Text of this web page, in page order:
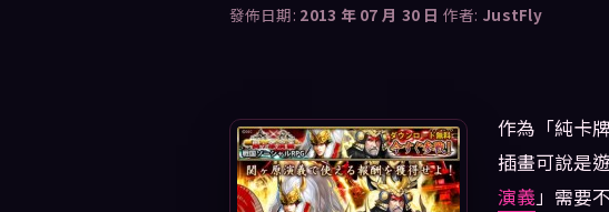
發佈日期: 2013 年 07 月 30 日 作者: JustFly
作為「純卡
插畫可說是
演義」需要